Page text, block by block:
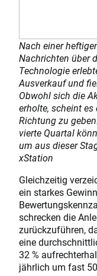
Nach einer
Nachrichten über
Technologie
Ausverkauf und
Obwohl sich die
erholte, scheint
Richtung zu
vierte Quartal
um aus dieser
xStation
Gleichzeitig
ein starkes
schrecken die
zurückzuführen,
eine
32 %
jährlich um fast